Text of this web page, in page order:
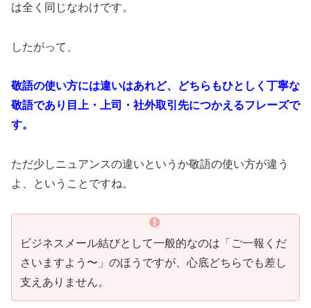
は全く同じなわけです。
したがって、
敬語の使い方には違いはあれど、どちらもひとしく丁寧な
敬語であり目上・上司・社外取引先につかえるフレーズで
す。
ただ少しニュアンスの違いというか敬語の使い方が違う
よ、ということですね。
ビジネスメール結びとして一般的なのは「ご一報くだ
さいますよう〜」のほうですが、心底どちらでも差し
支えありません。